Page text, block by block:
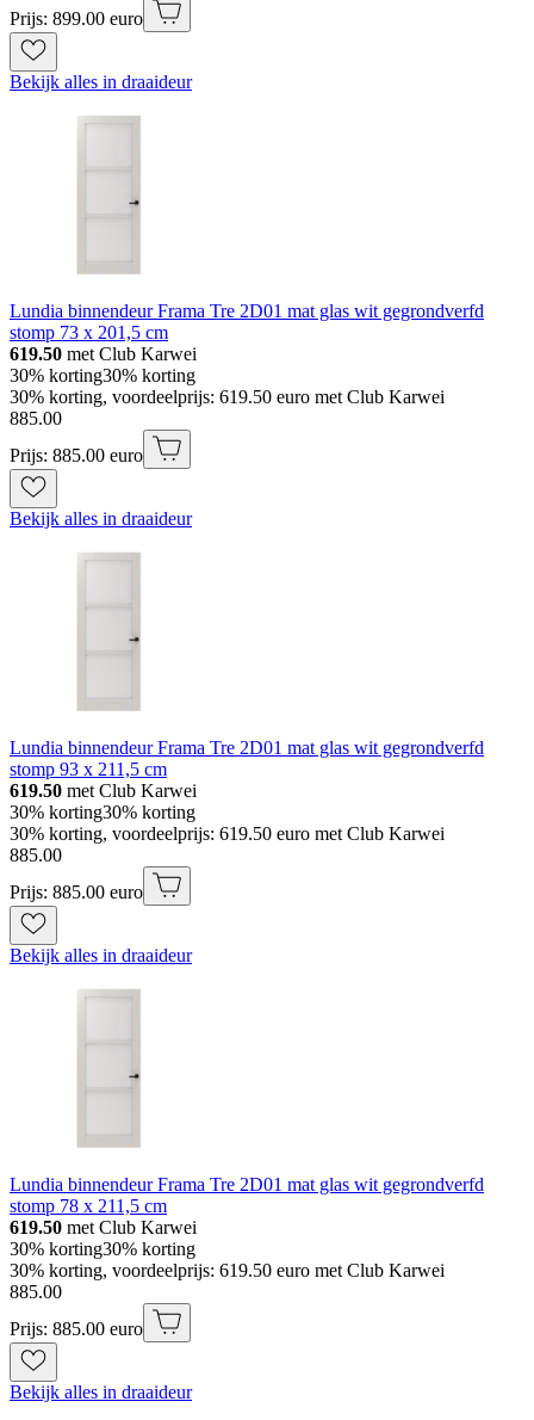
Prijs: 899.00 euro
Bekijk alles in draaideur
Lundia binnendeur Frama Tre 2D01 mat glas wit gegrondverfd
stomp 73 x 201,5 cm
619.50 met Club Karwei
30% korting30% korting
30% korting, voordeelprijs: 619.50 euro met Club Karwei
885.00
Prijs: 885.00 euro
Bekijk alles in draaideur
Lundia binnendeur Frama Tre 2D01 mat glas wit gegrondverfd
stomp 93 x 211,5 cm
619.50 met Club Karwei
30% korting30% korting
30% korting, voordeelprijs: 619.50 euro met Club Karwei
885.00
Prijs: 885.00 euro
Bekijk alles in draaideur
Lundia binnendeur Frama Tre 2D01 mat glas wit gegrondverfd
stomp 78 x 211,5 cm
619.50 met Club Karwei
30% korting30% korting
30% korting, voordeelprijs: 619.50 euro met Club Karwei
885.00
Prijs: 885.00 euro
Bekijk alles in draaideur